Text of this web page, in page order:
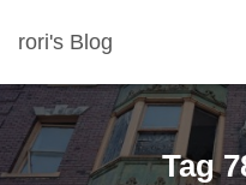
rori's Blog
Tag